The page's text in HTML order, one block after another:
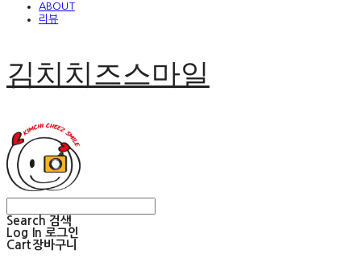
ABOUT
리뷰
김치치즈스마일
Search 검색
Log In 로그인
Cart장바구니